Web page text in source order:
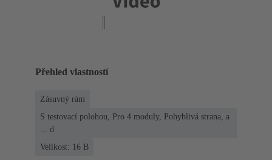
Přehled vlastností
Zásuvný rám
S testovací polohou, Pro 4 moduly, Pohyblivá strana, a
... d
Velikost: 16 B